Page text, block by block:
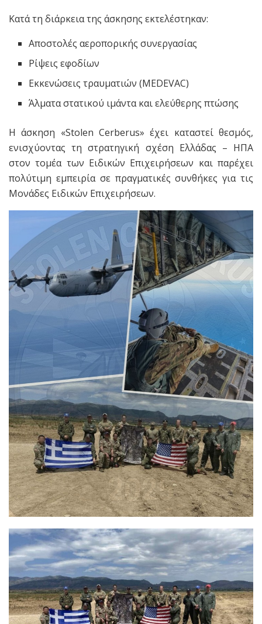
Κατά τη διάρκεια της άσκησης εκτελέστηκαν:
Αποστολές αεροπορικής συνεργασίας
Ρίψεις εφοδίων
Εκκενώσεις τραυματιών (MEDEVAC)
Άλματα στατικού ιμάντα και ελεύθερης πτώσης
Η άσκηση «Stolen Cerberus» έχει καταστεί θεσμός,
ενισχύοντας τη στρατηγική σχέση Ελλάδας – ΗΠΑ
στον τομέα των Ειδικών Επιχειρήσεων και παρέχει
πολύτιμη εμπειρία σε πραγματικές συνθήκες για τις
Μονάδες Ειδικών Επιχειρήσεων.